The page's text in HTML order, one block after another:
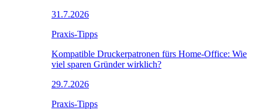
31.7.2026
Praxis-Tipps
Kompatible Druckerpatronen fürs Home-Office: Wie
viel sparen Gründer wirklich?
29.7.2026
Praxis-Tipps